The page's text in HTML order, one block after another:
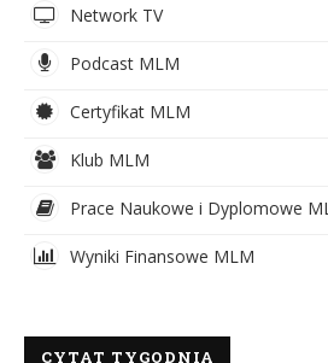
Network TV
Podcast MLM
Certyfikat MLM
Klub MLM
Prace Naukowe i Dyplomowe
Wyniki Finansowe MLM
CYTAT TYGODNIA